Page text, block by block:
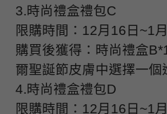
3.時尚禮盒禮包C
限購時間： 12月 16 日 ~1月
購買後獲得：時尚禮盒
爾聖誕節皮膚中選擇一個
4.時尚禮盒禮包D
限購時間： 12月 16 日 ~1月